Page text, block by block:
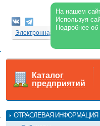
На нашем
Используя
Подробнее
Электронная версия
Каталог
предприятий
ОТРАСЛЕВАЯ ИНФОРМАЦИЯ